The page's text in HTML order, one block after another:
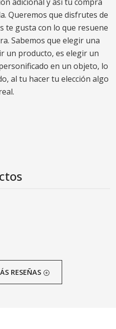
Queremos que disfrutes de
te gusta con lo que resuene
Sabemos que elegir una
un producto, es elegir un
en un objeto, lo
al tu hacer tu elección algo
RESEÑAS